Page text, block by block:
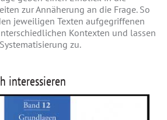
zur Annäherung an die Frage. So
jeweiligen Texten aufgegriffenen
Kontexten und lassen
zu.
interessieren